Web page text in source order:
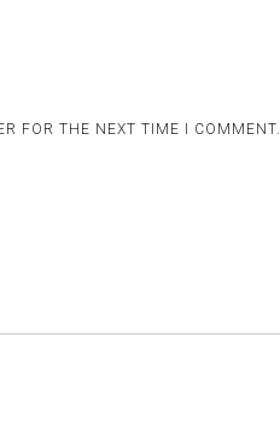
FOR THE NEXT TIME I COMMENT.